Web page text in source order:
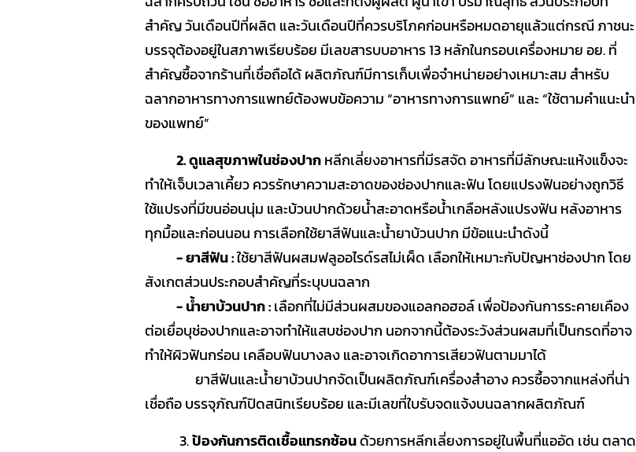
สำคัญ วันเดือนปีที่ผลิต และวันเดือนปีที่ควรบริโภคก่อนหรือหมดอายุแล้วแต่กรณี ภาชนะ
บรรจุต้องอยู่ในสภาพเรียบร้อย มีเลขสารบบอาหาร 13 หลักในกรอบเครื่องหมาย อย. ที่
สำคัญซื้อจากร้านที่เชื่อถือได้ ผลิตภัณฑ์มีการเก็บเพื่อจำหน่ายอย่างเหมาะสม สำหรับ
ฉลากอาหารทางการแพทย์ต้องพบข้อความ “อาหารทางการแพทย์” และ “ใช้ตามคำแนะนำ
ของแพทย์”
2. ดูแลสุขภาพในช่องปากหลีกเลี่ยงอาหารที่มีรสจัด อาหารที่มีลักษณะแห้งแข็งจะ
ทำให้เจ็บเวลาเคี้ยว ควรรักษาความสะอาดของช่องปากและฟัน โดยแปรงฟันอย่างถูกวิธี
ใช้แปรงที่มีขนอ่อนนุ่ม และบ้วนปากด้วยน้ำสะอาดหรือน้ำเกลือหลังแปรงฟัน หลังอาหาร
ทุกมื้อและก่อนนอน การเลือกใช้ยาสีฟันและน้ำยาบ้วนปาก มีข้อแนะนำดังนี้
- ยาสีฟัน :ใช้ยาสีฟันผสมฟลูออไรด์รสไม่เผ็ด เลือกให้เหมาะกับปัญหาช่องปาก โดย
สังเกตส่วนประกอบสำคัญที่ระบุบนฉลาก
- น้ำยาบ้วนปาก :เลือกที่ไม่มีส่วนผสมของแอลกอฮอล์ เพื่อป้องกันการระคายเคือง
ต่อเยื่อบุช่องปากและอาจทำให้แสบช่องปาก นอกจากนี้ต้องระวังส่วนผสมที่เป็นกรดที่อาจ
ทำให้ผิวฟันกร่อน เคลือบฟันบางลง และอาจเกิดอาการเสียวฟันตามมาได้
ยาสีฟันและน้ำยาบ้วนปากจัดเป็นผลิตภัณฑ์เครื่องสำอาง ควรซื้อจากแหล่งที่น่า
เชื่อถือ บรรจุภัณฑ์ปิดสนิทเรียบร้อย และมีเลขที่ใบรับจดแจ้งบนฉลากผลิตภัณฑ์
3.ป้องกันการติดเชื้อแทรกซ้อนด้วยการหลีกเลี่ยงการอยู่ในพื้นที่แออัด เช่น ตลาด